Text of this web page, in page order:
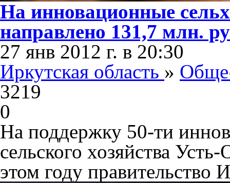
На инновационные
направлено 131,7 млн.
27 янв 2012 г. в 20:30
Иркутская область »
3219
0
На поддержку 50-ти
сельского хозяйства
этом году правительство